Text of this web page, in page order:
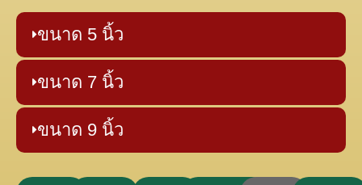
ขนาด 5 นิ้ว
ขนาด 7 นิ้ว
ขนาด 9 นิ้ว